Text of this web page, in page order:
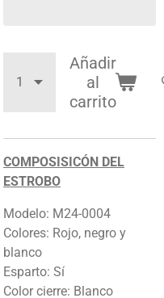
Añadir
al
carrito
COMPOSISICÓN DEL
ESTROBO
Modelo: M24-0004
Colores: Rojo, negro y
blanco
Esparto: Sí
Color cierre: Blanco